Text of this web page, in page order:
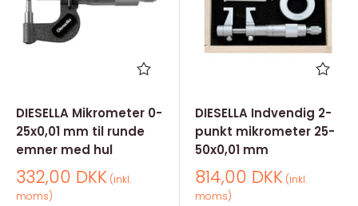
DIESELLA Mikrometer 0-
25x0,01 mm til runde
emner med hul
Salgspris
332,00 DKK (inkl.
moms)
DIESELLA Indvendig 2-
punkt mikrometer 25-
50x0,01 mm
Salgspris
814,00 DKK (inkl.
moms)